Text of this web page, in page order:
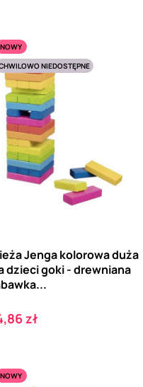
NOWY
NIEDOSTĘPNE
Jenga kolorowa duża
dzieci goki - drewniana
zł
NOWY